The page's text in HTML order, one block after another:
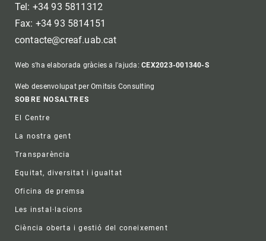
Tel: +34 93 5811312
Fax: +34 93 5814151
contacte@creaf.uab.cat
Web s'ha elaborada gràcies a l'ajuda:CEX2023-001340-S
Web desenvolupat per Omitsis Consulting
Footer
SOBRE NOSALTRES
El Centre
La nostra gent
Transparència
Equitat, diversitat i igualtat
Oficina de premsa
Les instal·lacions
Ciència oberta i gestió del coneixement